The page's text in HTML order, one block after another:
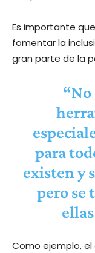
Es importante
fomentar la
gran parte de la
“No
para
existen y
pero se
Como ejemplo,